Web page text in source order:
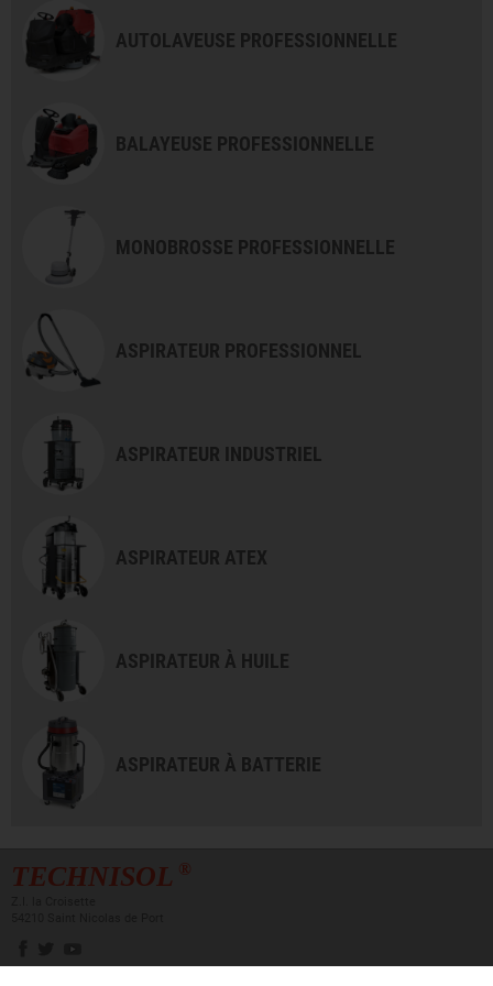
AUTOLAVEUSE PROFESSIONNELLE
BALAYEUSE PROFESSIONNELLE
MONOBROSSE PROFESSIONNELLE
ASPIRATEUR PROFESSIONNEL
ASPIRATEUR INDUSTRIEL
ASPIRATEUR ATEX
ASPIRATEUR À HUILE
ASPIRATEUR À BATTERIE
TECHNISOL ®